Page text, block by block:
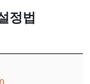
정법